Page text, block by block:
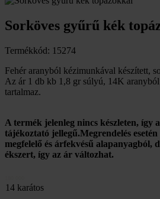
Sorköves gyűrű kék
Termékkód: 15274
Fehér aranyból kézimunkával készített,
Az ár 1 db kb 1,8 gr súlyú, 14K
tartalmaz.
A termék jelenleg nincs készleten, így
tájékoztató jellegű.Megrendelés
megfelelő és árfekvésű alapanyagból,
ékszert, így az ár változhat.
14 karátos